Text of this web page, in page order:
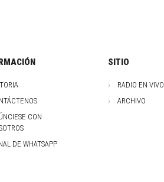
CON
DE WHATSAPP
SITIO
RADIO EN VIVO
ARCHIVO